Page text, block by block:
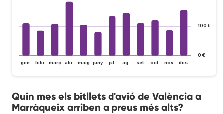
0 €
100 €
gen. febr. març abr. maig juny jul. ag. set. oct. nov. des.
Quin mes els bitllets d'avió de València a
Marràqueix arriben a preus més alts?